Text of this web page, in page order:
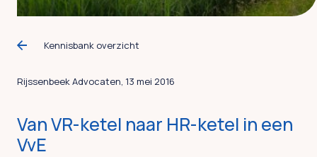
Kennisbank overzicht
Rijssenbeek Advocaten, 13 mei 2016
Van VR-ketel naar HR-ketel in een
VvE